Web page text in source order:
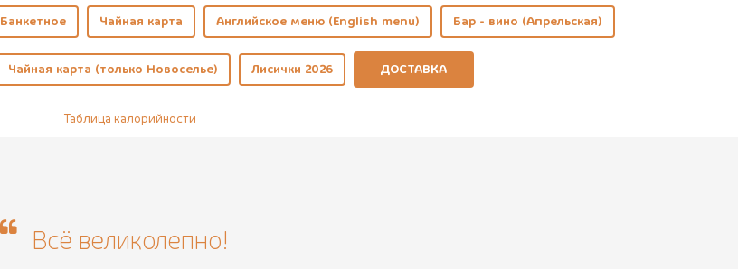
Банкетное Чайная карта Английское меню (English menu) Бар - вино (Апрельская)
Чайная карта (только Новоселье) Лисички 2026 ДОСТАВКА
Таблица калорийности
Всё великолепно!